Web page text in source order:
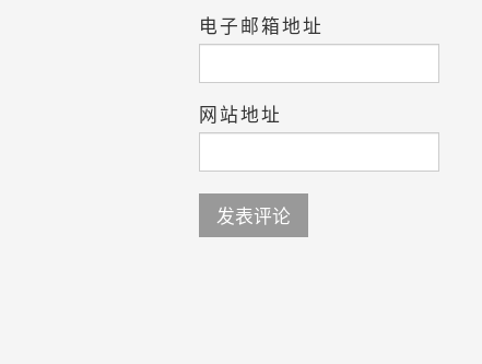
电子邮箱地址
网站地址